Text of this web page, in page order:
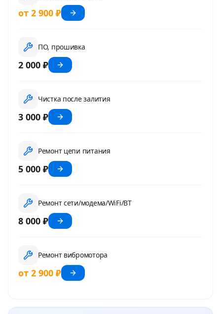
от 2 900 ₽
ПО, прошивка
2 000 ₽
Чистка после залития
3 000 ₽
Ремонт цепи питания
5 000 ₽
Ремонт сети/модема/WiFi/BT
8 000 ₽
Ремонт вибромотора
от 2 900 ₽